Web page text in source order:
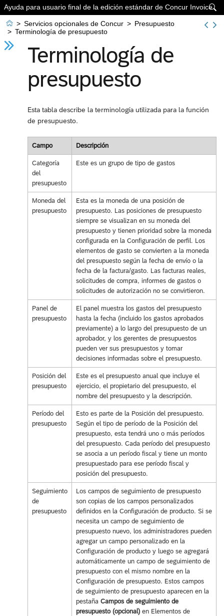

Ayuda para usuario final de la edición estándar de Concur Invoice
 > Servicios opcionales de Concur > Presupuesto
> Terminología de presupuesto
Terminología de
presupuesto
Esta tabla describe la terminología utilizada para la función
de presupuesto.
Campo Descripción
Categoría
del
presupuesto
Este es un grupo de tipo de gastos
Moneda del
presupuesto
Esta es la moneda de una posición de
presupuesto. Las posiciones de presupuesto
siempre se visualizan en su moneda del
presupuesto y tienen prioridad sobre la moneda
configurada en la Configuración de perfil. Los
elementos de gasto se convierten a la moneda
del presupuesto según la fecha de envío o la
fecha de la factura/gasto. Las facturas reales,
solicitudes de compra, informes de gastos o
solicitudes de autorización no se convirtieron.
Panel de
presupuesto
El panel muestra los gastos del presupuesto
hasta la fecha (incluido los gastos aprobados
previamente) a lo largo del presupuesto de un
aprobador, y los gerentes de presupuestos
pueden ver sus presupuestos y tomar
decisiones informadas sobre el presupuesto.
Posición del
presupuesto
Este es el presupuesto anual que incluye el
ejercicio, el propietario del presupuesto, el
nombre del presupuesto y la descripción.
Período del
presupuesto
Esto es parte de la Posición del presupuesto.
Según el tipo de período de la Posición del
presupuesto, esta tendrá uno o más períodos
del presupuesto. Cada período del presupuesto
se asocia a un período fiscal y tiene un monto
presupuestado para ese período fiscal y
posición del presupuesto.
Seguimiento
de
presupuesto
Los campos de seguimiento de presupuesto
son copias de los campos personalizados
definidos en la Configuración de producto. Si se
necesita un campo de seguimiento de
presupuesto nuevo, los administradores pueden
agregar un campo personalizado en la
Configuración de producto y luego se agregará
automáticamente un campo de seguimiento de
presupuesto con el mismo nombre en la
Configuración de presupuesto. Estos campos
de seguimiento de presupuesto aparecen en la
pestaña Campos de seguimiento de
presupuesto (opcional)en Elementos de